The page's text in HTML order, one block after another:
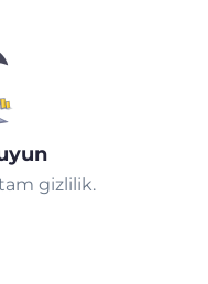
gizlilik.